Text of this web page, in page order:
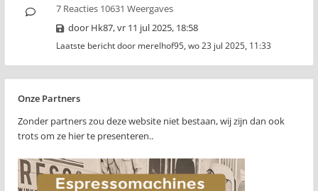
7 Reacties 10631 Weergaves
door Hk87,vr 11 jul 2025, 18:58
Laatste bericht door merelhof95, wo 23 jul 2025, 11:33
Onze Partners
Zonder partners zou deze website niet bestaan, wij zijn dan ook
trots om ze hier te presenteren..